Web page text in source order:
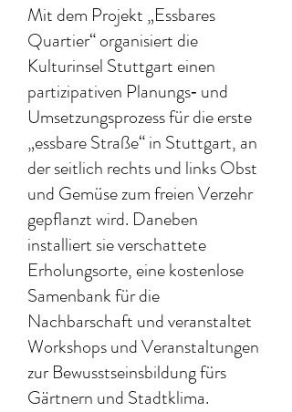
Mit dem Projekt „Essbares
Quartier“ organisiert die
Kulturinsel Stuttgart einen
partizipativen Planungs‐ und
Umsetzungsprozess für die erste
„essbare Straße“ in Stuttgart, an
der seitlich rechts und links Obst
und Gemüse zum freien Verzehr
gepflanzt wird. Daneben
installiert sie verschattete
Erholungsorte, eine kostenlose
Samenbank für die
Nachbarschaft und veranstaltet
Workshops und Veranstaltungen
zur Bewusstseinsbildung fürs
Gärtnern und Stadtklima.